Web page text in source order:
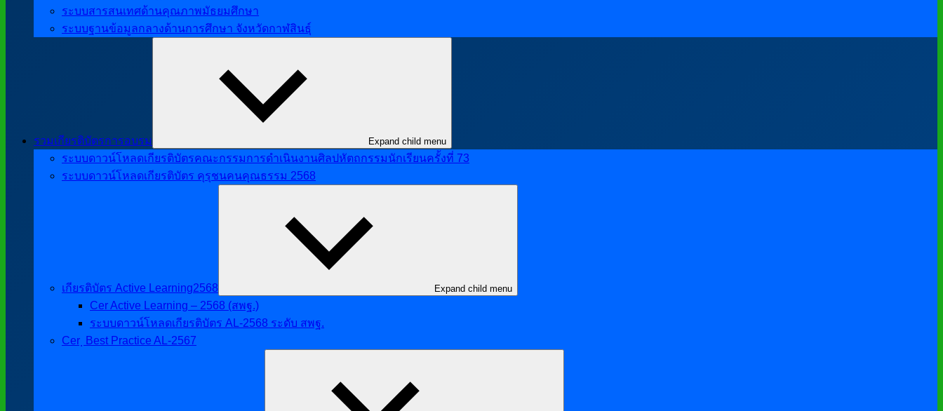
ระบบสารสนเทศด้านคุณภาพมัธยมศึกษา
ระบบฐานข้อมูลกลางด้านการศึกษา จังหวัดกาฬสินธุ์
รวมเกียรติบัตรการอบรม Expand child menu
ระบบดาวน์โหลดเกียรติบัตรคณะกรรมการดำเนินงานศิลปหัตถกรรมนักเรียนครั้งที่ 73
ระบบดาวน์โหลดเกียรติบัตร คุรุชนคนคุณธรรม 2568
เกียรติบัตร Active Learning2568 Expand child menu
Cer Active Learning – 2568 (สพฐ.)
ระบบดาวน์โหลดเกียรติบัตร AL-2568 ระดับ สพฐ.
Cer ฺ Best Practice AL-2567